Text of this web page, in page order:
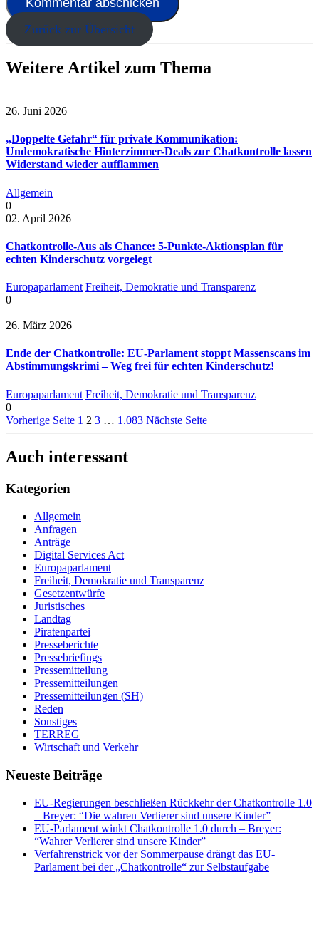
Zurück zur Übersicht
Weitere Artikel zum Thema
26. Juni 2026
„Doppelte Gefahr“ für private Kommunikation:
Undemokratische Hinterzimmer-Deals zur Chatkontrolle lassen
Widerstand wieder aufflammen
Allgemein
0
02. April 2026
Chatkontrolle-Aus als Chance: 5-Punkte-Aktionsplan für
echten Kinderschutz vorgelegt
Europaparlament Freiheit, Demokratie und Transparenz
0
26. März 2026
Ende der Chatkontrolle: EU-Parlament stoppt Massenscans im
Abstimmungskrimi – Weg frei für echten Kinderschutz!
Europaparlament Freiheit, Demokratie und Transparenz
0
Vorherige Seite 1 2 3 … 1.083 Nächste Seite
Auch interessant
Kategorien
Allgemein
Anfragen
Anträge
Digital Services Act
Europaparlament
Freiheit, Demokratie und Transparenz
Gesetzentwürfe
Juristisches
Landtag
Piratenpartei
Presseberichte
Pressebriefings
Pressemitteilung
Pressemitteilungen
Pressemitteilungen (SH)
Reden
Sonstiges
TERREG
Wirtschaft und Verkehr
Neueste Beiträge
EU-Regierungen beschließen Rückkehr der Chatkontrolle 1.0
– Breyer: “Die wahren Verlierer sind unsere Kinder”
EU-Parlament winkt Chatkontrolle 1.0 durch – Breyer:
“Wahrer Verlierer sind unsere Kinder”
Verfahrenstrick vor der Sommerpause drängt das EU-
Parlament bei der „Chatkontrolle“ zur Selbstaufgabe